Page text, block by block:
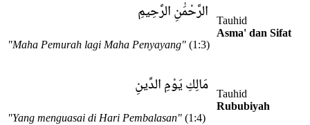
الرَّحْمَٰنِ الرَّحِيمِ
"Maha Pemurah lagi Maha Penyayang" (1:3)
Tauhid
Asma' dan Sifat
مَالِكِ يَوْمِ الدِّينِ
"Yang menguasai di Hari Pembalasan" (1:4)
Tauhid
Rububiyah